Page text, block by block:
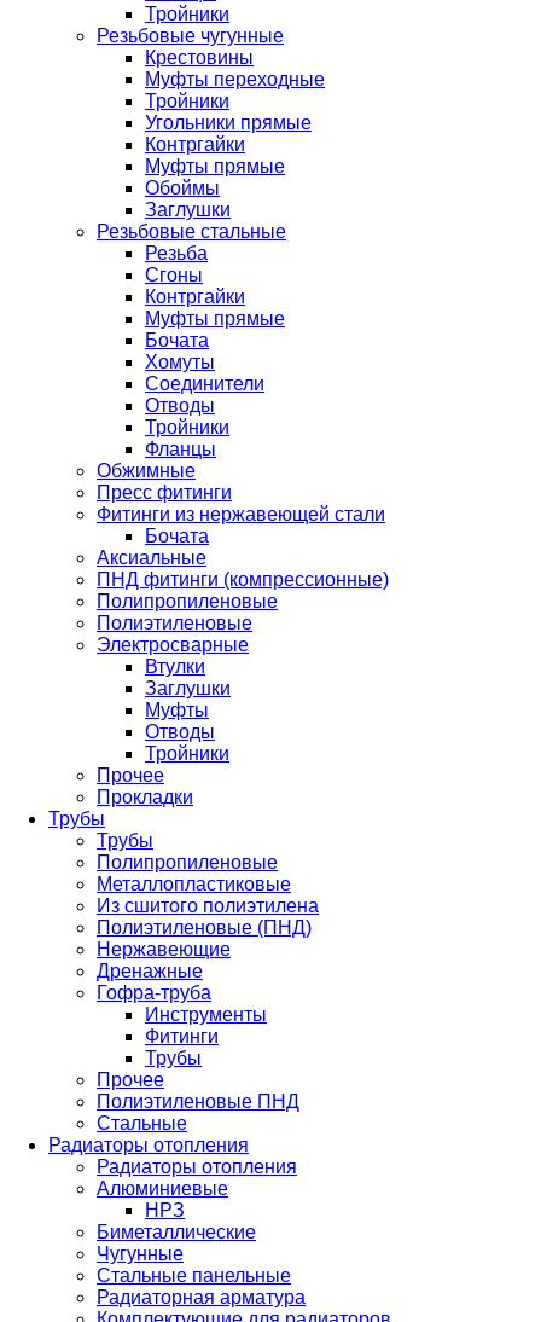
Тройники
Резьбовые чугунные
Крестовины
Муфты переходные
Тройники
Угольники прямые
Контргайки
Муфты прямые
Обоймы
Заглушки
Резьбовые стальные
Резьба
Сгоны
Контргайки
Муфты прямые
Бочата
Хомуты
Соединители
Отводы
Тройники
Фланцы
Обжимные
Пресс фитинги
Фитинги из нержавеющей стали
Бочата
Аксиальные
ПНД фитинги (компрессионные)
Полипропиленовые
Полиэтиленовые
Электросварные
Втулки
Заглушки
Муфты
Отводы
Тройники
Прочее
Прокладки
Трубы
Трубы
Полипропиленовые
Металлопластиковые
Из сшитого полиэтилена
Полиэтиленовые (ПНД)
Нержавеющие
Дренажные
Гофра-труба
Инструменты
Фитинги
Трубы
Прочее
Полиэтиленовые ПНД
Стальные
Радиаторы отопления
Радиаторы отопления
Алюминиевые
НРЗ
Биметаллические
Чугунные
Стальные панельные
Радиаторная арматура